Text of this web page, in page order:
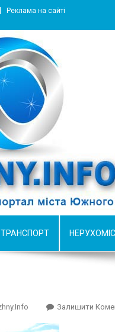
Реклама на сайті
города Южный
ТРАНСПОРТ
Залишити